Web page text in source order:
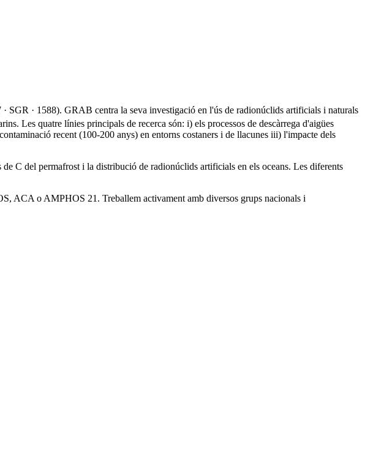
SGR · 1588). GRAB centra la seva investigació en l'ús de radionúclids artificials i naturals
Les quatre línies principals de recerca són: i) els processos de descàrrega d'aigües
recent (100-200 anys) en entorns costaners i de llacunes iii) l'impacte dels
C del permafrost i la distribució de radionúclids artificials en els oceans. Les diferents
ACA o AMPHOS 21. Treballem activament amb diversos grups nacionals i